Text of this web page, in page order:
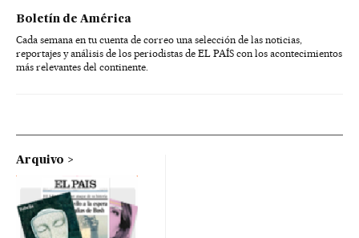
Boletín de América
Cada semana en tu cuenta de correo una selección de las noticias,
reportajes y análisis de los periodistas de EL PAÍS con los acontecimientos
más relevantes del continente.
Arquivo